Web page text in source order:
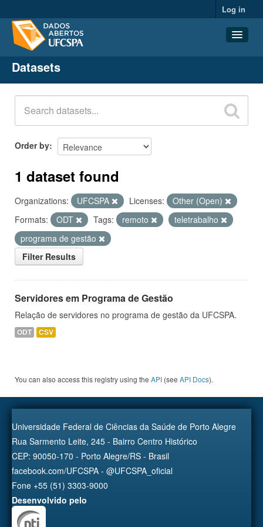
Log in
Datasets
Organizations
Groups
About
Datasets
Order by
1 dataset found
Organizations: UFCSPA Licenses:
Other (Open)
Formats:
ODT Tags: remoto
teletrabalho
programa de gestão
Filter Results
Servidores em Programa de Gestão
Relação de servidores no programa de gestão da UFCSPA.
ODT CSV
You can also access this registry using the API (see API Docs).
Universidade Federal de Ciências da Saúde de Porto Alegre
Rua Sarmento Leite, 245 - Bairro Centro Histórico
CEP: 90050-170 - Porto Alegre/RS - Brasil
facebook.com/UFCSPA - @UFCSPA_oficial
Fone +55 (51) 3303-9000
Desenvolvido pelo